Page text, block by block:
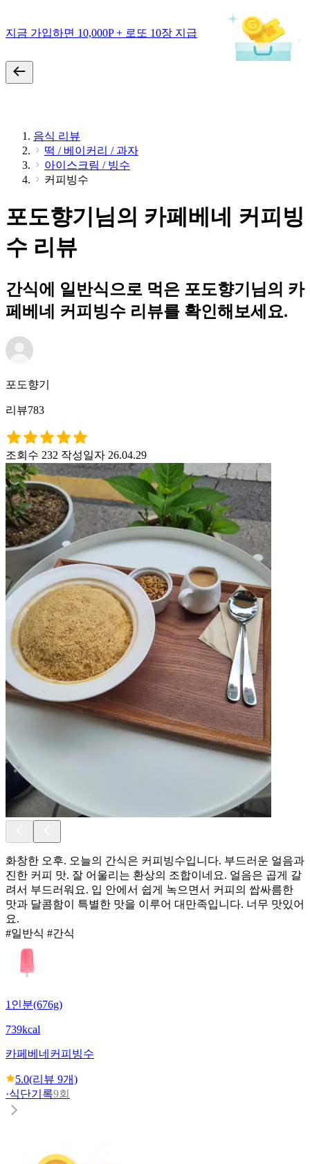
지금 가입하면 10,000P + 로또 10장 지급
음식 리뷰
떡 / 베이커리 / 과자
아이스크림 / 빙수
커피빙수
포도향기님의 카페베네 커피빙
수 리뷰
간식에 일반식으로 먹은 포도향기님의 카
페베네 커피빙수 리뷰를 확인해보세요.
포도향기
리뷰783
조회수 232 작성일자 26.04.29
화창한 오후. 오늘의 간식은 커피빙수입니다. 부드러운 얼음과
진한 커피 맛. 잘 어울리는 환상의 조합이네요. 얼음은 곱게 갈
려서 부드러워요. 입 안에서 쉽게 녹으면서 커피의 쌉싸름한
맛과 달콤함이 특별한 맛을 이루어 대만족입니다. 너무 맛있어
요.
#일반식 #간식
1인분(676g)
739kcal
카페베네 커피빙수
5.0(리뷰 9개)
·식단기록9회